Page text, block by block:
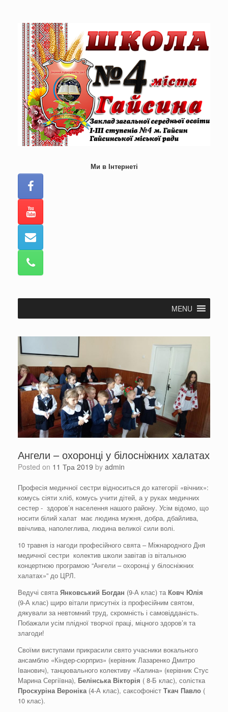
Ми в Інтернеті
MENU
Ангели – охоронці у білосніжних халатах
Posted on 11 Тра 2019 by admin
Професія медичної сестри відноситься до категорії «вічних»:
комусь сіяти хліб, комусь учити дітей, а у руках медичних
сестер - здоров’я населення нашого району. Усім відомо, що
носити білий халат має людина мужня, добра, дбайлива,
ввічлива, наполеглива, людина великої сили волі.
10 травня із нагоди професійного свята – Міжнародного Дня
медичної сестри колектив школи завітав із вітальною
концертною програмою “Ангели – охоронці у білосніжних
халатах»” до ЦРЛ.
Ведучі святаЯнковський Богдан (9-А клас) та Ковч Юлія
(9-А клас) щиро вітали присутніх із професійним святом,
дякували за невтомний труд, скромність і самовідданість.
Побажали усім плідної творчої праці, міцного здоров’я та
злагоди!
Своїми виступами прикрасили свято учасники вокального
ансамблю «Кіндер-сюрприз» (керівник Лазаренко Дмитро
Іванович), танцювального колективу «Калина» (керівник Стус
Марина Сергіївна), Белінська Вікторія ( 8-Б клас), солістка
Проскуріна Вероніка(4-А клас), саксофоніст Ткач Павло (
10 клас).